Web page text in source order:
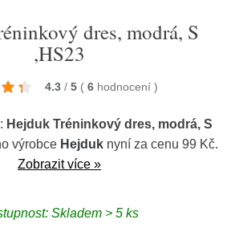
dres, modrá, S
,HS23
4.3 / 5 ( 6 hodnocení )
Hejduk Tréninkový dres, modrá, S
výrobce Hejduknyní za cenu 99 Kč.
Zobrazit více »
Skladem > 5 ks